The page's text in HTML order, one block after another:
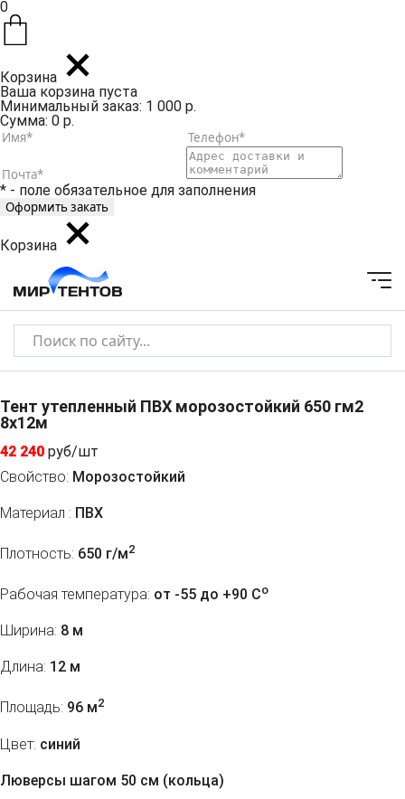
0
Корзина
Ваша корзина пуста
Минимальный заказ: 1 000 р.
Сумма: 0 р.
* - поле обязательное для заполнения
Корзина
Тент утепленный ПВХ морозостойкий 650 гм2
8х12м
42 240 руб/шт
Свойство: Морозостойкий
Материал : ПВХ
Плотность: 650 г/м2
Рабочая температура: от -55 до +90 Co
Ширина: 8 м
Длина: 12 м
Площадь: 96 м2
Цвет: синий
Люверсы шагом 50 см (кольца)